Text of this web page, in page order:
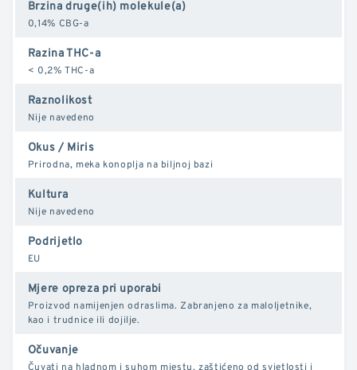
Brzina druge(ih) molekule(a)
0,14% CBG-a
Razina THC-a
< 0,2% THC-a
Raznolikost
Nije navedeno
Okus / Miris
Prirodna, meka konoplja na biljnoj bazi
Kultura
Nije navedeno
Podrijetlo
EU
Mjere opreza pri uporabi
Proizvod namijenjen odraslima. Zabranjeno za maloljetnike,
kao i trudnice ili dojilje.
Očuvanje
Čuvati na hladnom i suhom mjestu, zaštićeno od svjetlosti i